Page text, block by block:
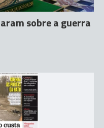
sobre a guerra